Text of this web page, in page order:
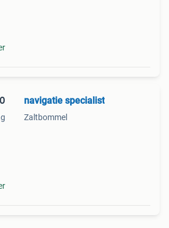
navigatie specialist
Zaltbommel